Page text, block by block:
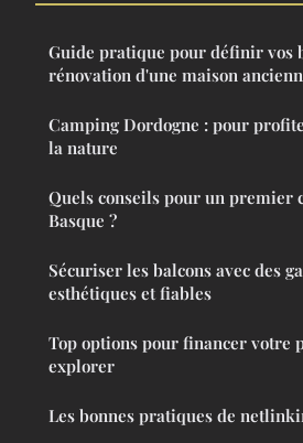
Guide pratique pour définir vos
rénovation d'une maison
Camping Dordogne : pour profiter des bienfaits de
la nature
Quels conseils pour un premier
Basque ?
Sécuriser les balcons avec des
esthétiques et fiables
Top options pour financer votre
explorer
Les bonnes pratiques de